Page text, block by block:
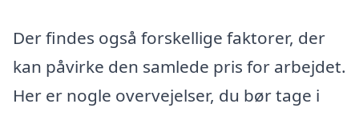
Der findes også forskellige faktorer, der
kan påvirke den samlede pris for arbejdet.
Her er nogle overvejelser, du bør tage i